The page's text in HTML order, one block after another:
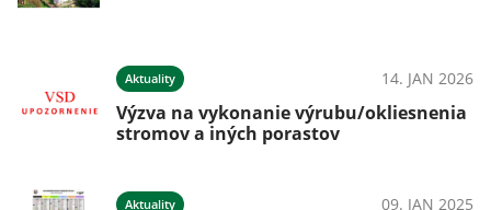
Aktuality 14. JAN 2026
Výzva na vykonanie výrubu/okliesnenia
stromov a iných porastov
Aktuality 09. JAN 2025